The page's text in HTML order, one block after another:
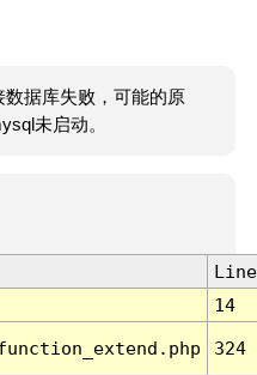
数据库失败，可能的原
未启动。
Line
14
324